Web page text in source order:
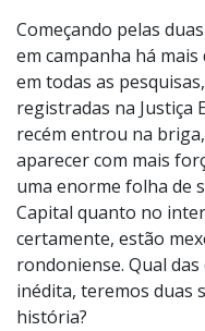
Começando pelas
em campanha há
em todas as
registradas na Justiça
recém entrou na
aparecer com mais
uma enorme folha de
Capital quanto no
certamente, estão
rondoniense. Qual
inédita, teremos duas
história?